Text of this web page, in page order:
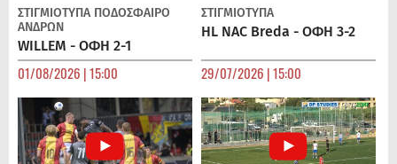
ΣΤΙΓΜΙΟΤΥΠΑ ΠΟΔΌΣΦΑΙΡΟ
ΑΝΔΡΏΝ
WILLEM - ΟΦΗ 2-1
01/08/2026 | 15:00
ΣΤΙΓΜΙΟΤΥΠΑ
HL NAC Breda - ΟΦΗ 3-2
29/07/2026 | 15:00